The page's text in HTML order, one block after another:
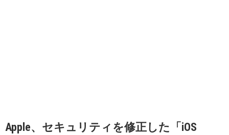
Apple、セキュリティを修正した「iOS